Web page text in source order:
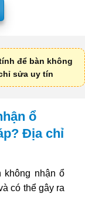
để bàn không
sửa uy tín
ổ
Địa chỉ
không nhận ổ
có thể gây ra